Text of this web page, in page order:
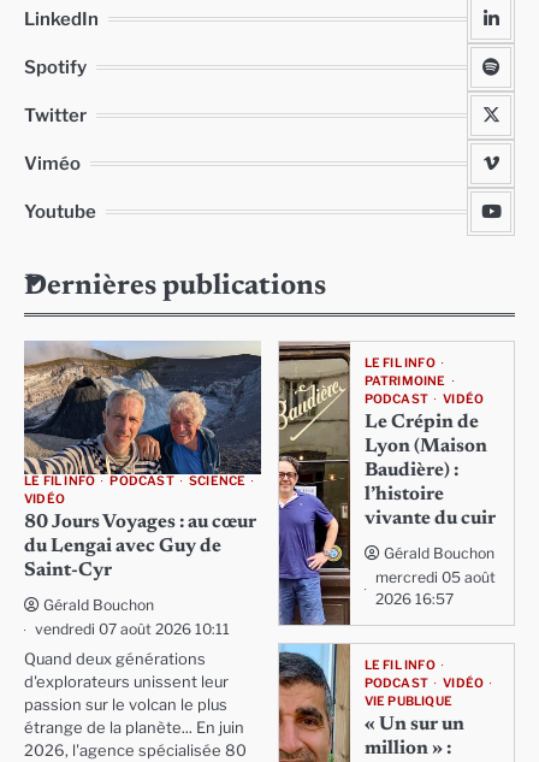
LinkedIn
Spotify
Twitter
Viméo
Youtube
Dernières publications
LE FIL INFO PODCAST
SCIENCE
VIDÉO
80 Jours Voyages : au cœur
du Lengai avec Guy de
Saint-Cyr
Gérald Bouchon
vendredi 07 août 2026 10:11
Quand deux générations
d'explorateurs unissent leur
passion sur le volcan le plus
étrange de la planète... En juin
2026, l'agence spécialisée 80
LE FIL INFO
PATRIMOINE
PODCAST
VIDÉO
Le Crépin de
Lyon (Maison
Baudière) :
l’histoire
vivante du cuir
Gérald Bouchon
mercredi 05 août
2026 16:57
LE FIL INFO
PODCAST
VIDÉO
VIE PUBLIQUE
« Un sur un
million » :